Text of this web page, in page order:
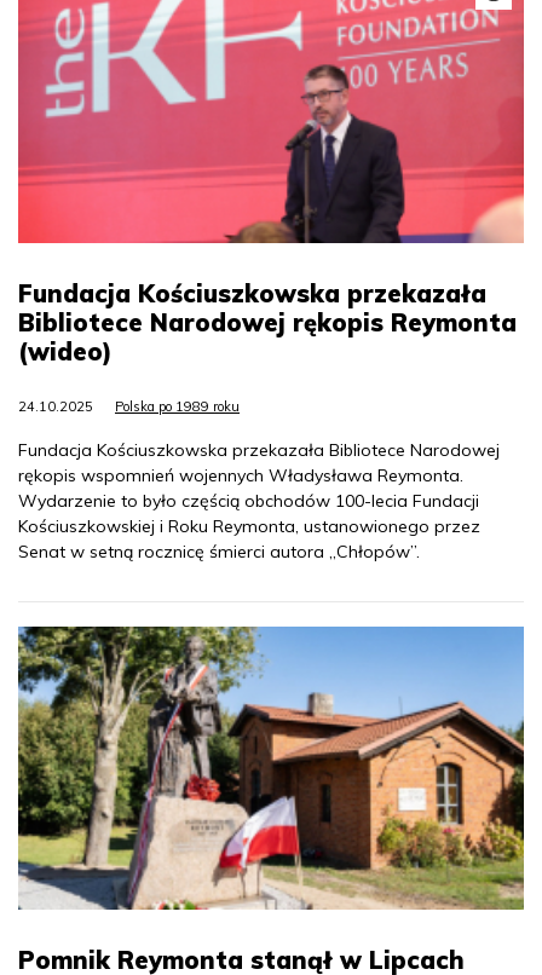
Fundacja Kościuszkowska przekazała
Bibliotece Narodowej rękopis Reymonta
(wideo)
24.10.2025 Polska po 1989 roku
Fundacja Kościuszkowska przekazała Bibliotece Narodowej
rękopis wspomnień wojennych Władysława Reymonta.
Wydarzenie to było częścią obchodów 100-lecia Fundacji
Kościuszkowskiej i Roku Reymonta, ustanowionego przez
Senat w setną rocznicę śmierci autora „Chłopów”.
Pomnik Reymonta stanął w Lipcach